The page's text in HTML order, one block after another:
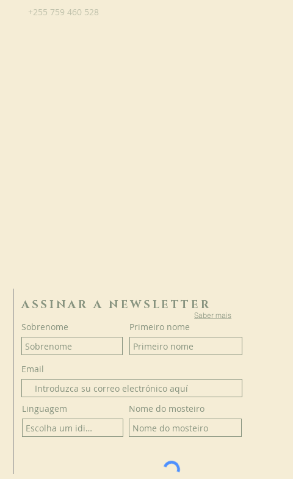
+255 759 460 528
ASSINAR A NEWSLETTER
Saber mais
Sobrenome Primeiro nome
Email
Linguagem Nome do mosteiro